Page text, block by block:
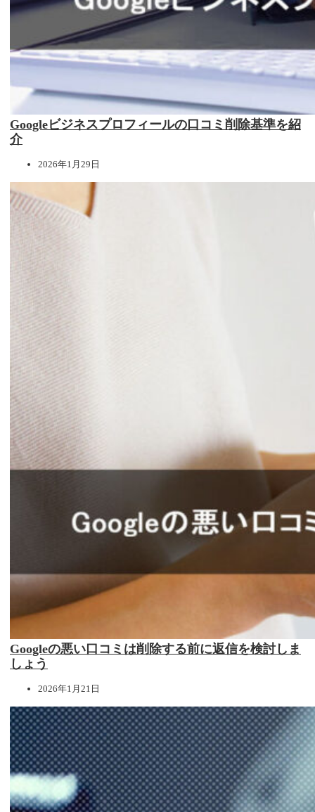
Googleビジネスプロフィールの口コミ削除基準を紹
介
2026年1月29日
Googleの悪い口コミは削除する前に返信を検討しま
しょう
2026年1月21日